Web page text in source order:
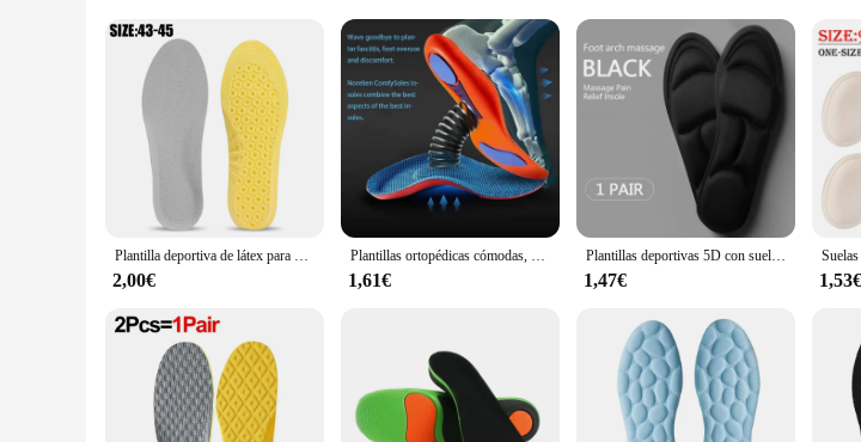
Applicable People: Ideal for shoe vendors, suppliers, and individuals looking to upgrade their footwear
Features:
**Ergonomic Comfort for Every Step**
Our suela zapato hombre Plantillas are meticulously crafted to provide unparalleled comfort and
natural range of motion as you walk or stand. The ergonomic design is not only stylish but also supports
simply looking to elevate your shoe game, these plantillas are the perfect addition.
**Versatile and Convenient Solutions**
These plantillas are not just a single product; they are a versatile solution for shoe vendors, suppliers,
them suitable for a wide range of shoe types. Whether you're a professional on your feet or an individual
solution to meet your needs.
**For Sale: A Solution for Every Step**
The suela zapato hombre Plantillas are available for sale, offering a cost-effective way to improve your
suppliers looking to provide their customers with quality foot support. The plantillas are not only a
and style. With their durable construction and adaptable design, these plantillas are a long-lasting
Plantilla deportiva de látex para hombre y mujer, almohadilla para zapatos deportivos de alta calidad, plantillas elásticas absorbentes de golpes, plantilla ortopédica para gimnasio y correr
2,00€
Plantillas ortopédicas cómodas, zapatos informales, amortiguación de talón, suela interior para trabajo de senderismo
1,61€
Plantillas deportivas 5D con suela de zapato de espuma viscoelástica para zapatos, desodorante para hombres y mujeres, plantillas para correr con cojín transpirable, plantillas para el cuidado de los pies
1,47€ 1,53€